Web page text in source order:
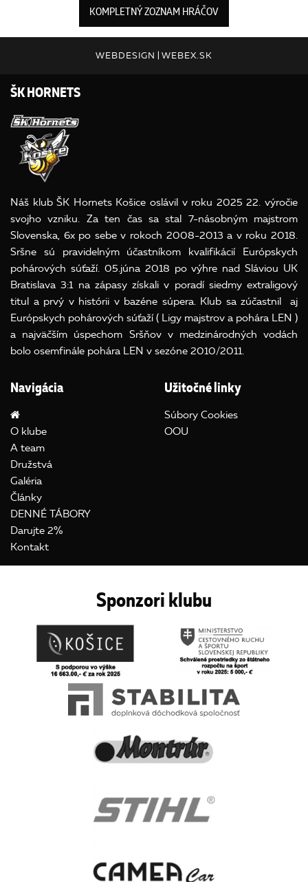
KOMPLETNÝ ZOZNAM HRÁČOV
WEBDESIGN WEBEX.SK
ŠK HORNETS
Náš klub ŠK Hornets Košice oslávil v roku 2025 22. výročie
svojho vzniku. Za ten čas sa stal 7-násobným majstrom
Slovenska, 6x po sebe v rokoch 2008-2013 a v roku 2018.
Sršne sú pravidelným účastníkom kvalifikácií Európskych
pohárových súťaží. 05.júna 2018 po výhre nad Sláviou UK
Bratislava 3:1 na zápasy získali v poradí siedmy extraligový
titul a prvý v histórii v bazéne súpera. Klub sa zúčastnil aj
Európskych pohárových súťaží ( Ligy majstrov a pohára LEN )
a najväčším úspechom Sršňov v medzinárodných vodách
bolo osemfinále pohára LEN v sezóne 2010/2011.
Navigácia
O klube
A team
Družstvá
Galéria
Články
DENNÉ TÁBORY
Darujte 2%
Kontakt
Užitočné linky
Súbory Cookies
OOU
Sponzori klubu